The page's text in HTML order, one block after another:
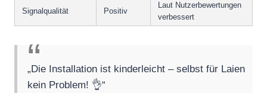
Signalqualität Positiv
Laut Nutzerbewertungen
verbessert
„Die Installation ist kinderleicht – selbst für Laien
kein Problem! 👌“